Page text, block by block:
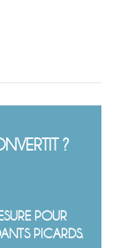
?
POUR
PICARDS.